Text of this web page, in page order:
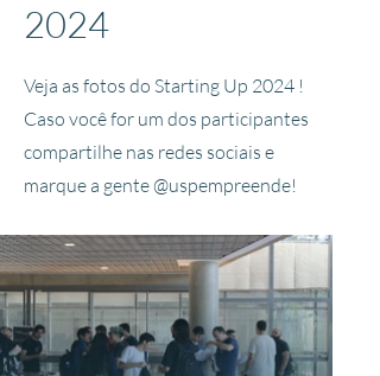
2024
Veja as fotos do Starting Up 2024 !
Caso você for um dos participantes
compartilhe nas redes sociais e
marque a gente @uspempreende!